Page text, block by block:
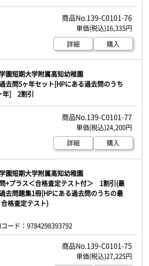
139-C0101-76
16,335円
詳細
購入
園短期大学附属高知幼稚園
去問5ヶ年セット[HPにある過去問のうち
年] 2割引
139-C0101-77
24,200円
詳細
購入
園短期大学附属高知幼稚園
+プラス＜合格査定テスト付＞ 1割引(最
去問題集1冊[HPにある過去問のうちの最
格査定テスト)
ード：9784298393792
139-C0101-75
27,225円